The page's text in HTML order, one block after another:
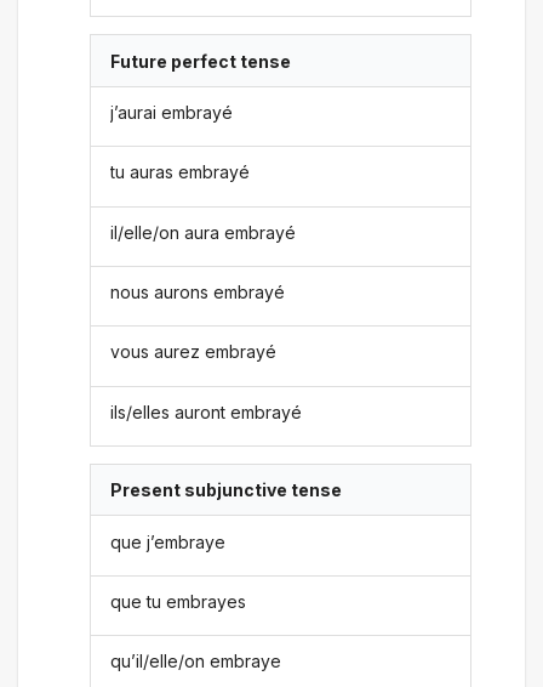
Future perfect tense
j’aurai embrayé
tu auras embrayé
il/elle/on aura embrayé
nous aurons embrayé
vous aurez embrayé
ils/elles auront embrayé
Present subjunctive tense
que j’embraye
que tu embrayes
qu’il/elle/on embraye